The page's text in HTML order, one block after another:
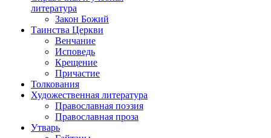
литература
Закон Божий
Таинства Церкви
Венчание
Исповедь
Крещение
Причастие
Толкования
Художественная литература
Православная поэзия
Православная проза
Утварь